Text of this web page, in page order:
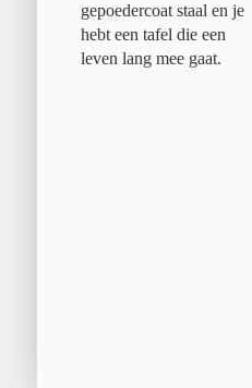
gepoedercoat staal en je
hebt een tafel die een
leven lang mee gaat.